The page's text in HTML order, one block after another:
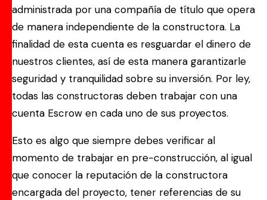
administrada por una compañía de título que opera
de manera independiente de la constructora. La
finalidad de esta cuenta es resguardar el dinero de
nuestros clientes, así de esta manera garantizarle
seguridad y tranquilidad sobre su inversión. Por ley,
todas las constructoras deben trabajar con una
cuenta Escrow en cada uno de sus proyectos.
Esto es algo que siempre debes verificar al
momento de trabajar en pre-construcción, al igual
que conocer la reputación de la constructora
encargada del proyecto, tener referencias de su